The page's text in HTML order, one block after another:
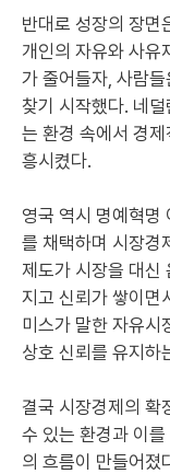
반대로 성장의 장면
개인의 자유와 사유
가 줄어들자, 사람
찾기 시작했다. 네
는 환경 속에서 경
흥시켰다.
영국 역시 명예혁명
를 채택하며 시장경
제도가 시장을 대신
지고 신뢰가 쌓이면
미스가 말한 자유시
상호 신뢰를 유지하
결국 시장경제의 확
수 있는 환경과 이
의 흐름이 만들어졌